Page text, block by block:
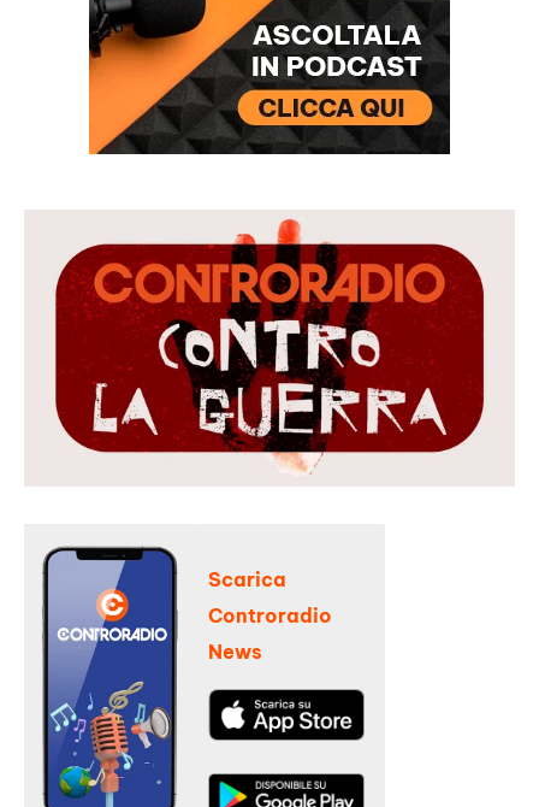
Scarica
Controradio
News